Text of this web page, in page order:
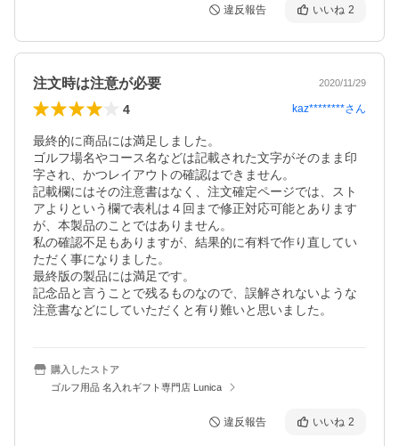
違反報告 いいね 2
注文時は注意が必要 2020/11/29
4 kaz********さん
最終的に商品には満足しました。
ゴルフ場名やコース名などは記載された文字がそのまま印
字され、かつレイアウトの確認はできません。
記載欄にはその注意書はなく、注文確定ページでは、スト
アよりという欄で表札は４回まで修正対応可能とあります
が、本製品のことではありません。
私の確認不足もありますが、結果的に有料で作り直してい
ただく事になりました。
最終版の製品には満足です。
記念品と言うことで残るものなので、誤解されないような
注意書などにしていただくと有り難いと思いました。
購入したストア
ゴルフ用品 名入れギフト専門店 Lunica
違反報告 いいね 2